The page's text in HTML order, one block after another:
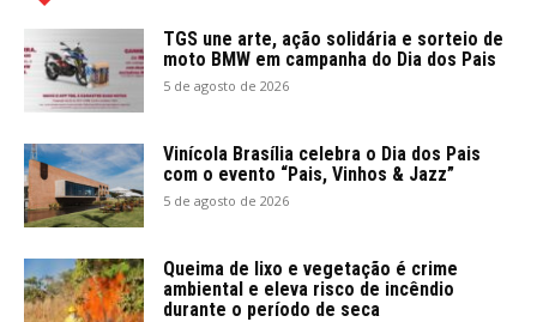
TGS une arte, ação solidária e sorteio de
moto BMW em campanha do Dia dos Pais
5 de agosto de 2026
Vinícola Brasília celebra o Dia dos Pais
com o evento “Pais, Vinhos & Jazz”
5 de agosto de 2026
Queima de lixo e vegetação é crime
ambiental e eleva risco de incêndio
durante o período de seca